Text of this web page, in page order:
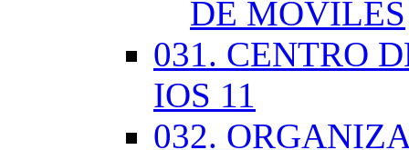
DE MÓVILES
031. CENTRO
IOS 11
032.